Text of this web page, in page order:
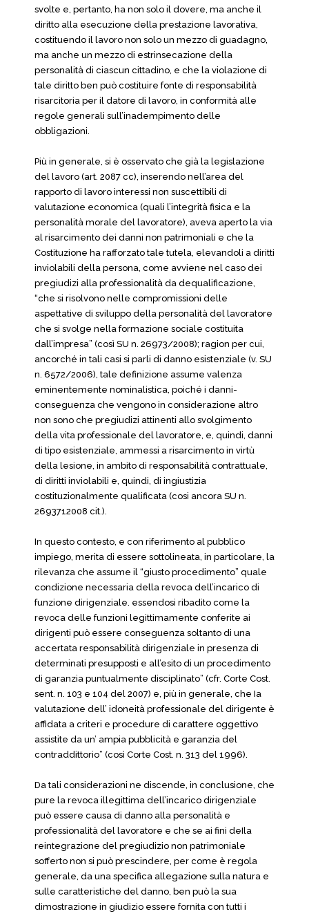
svolte e, pertanto, ha non solo il dovere, ma anche il
diritto alla esecuzione della prestazione lavorativa,
costituendo il lavoro non solo un mezzo di guadagno,
ma anche un mezzo di estrinsecazione della
personalità di ciascun cittadino, e che la violazione di
tale diritto ben può costituire fonte di responsabilità
risarcitoria per il datore di lavoro, in conformità alle
regole generali sull’inadempimento delle
obbligazioni.
Più in generale, si è osservato che già la legislazione
del lavoro (art. 2087 cc), inserendo nell’area del
rapporto di lavoro interessi non suscettibili di
valutazione economica (quali l’integrità fisica e la
personalità morale del lavoratore), aveva aperto la via
al risarcimento dei danni non patrimoniali e che la
Costituzione ha rafforzato tale tutela, elevandoli a diritti
inviolabili della persona, come avviene nel caso dei
pregiudizi alla professionalità da dequalificazione,
“che si risolvono nelle compromissioni delle
aspettative di sviluppo della personalità del lavoratore
che si svolge nella formazione sociale costituita
dall’impresa” (così SU n. 26973/2008); ragion per cui,
ancorché in tali casi si parli di danno esistenziale (v. SU
n. 6572/2006), tale definizione assume valenza
eminentemente nominalistica, poiché i danni-
conseguenza che vengono in considerazione altro
non sono che pregiudizi attinenti allo svolgimento
della vita professionale del lavoratore, e, quindi, danni
di tipo esistenziale, ammessi a risarcimento in virtù
della lesione, in ambito di responsabilità contrattuale,
di diritti inviolabili e, quindi, di ingiustizia
costituzionalmente qualificata (cosi ancora SU n.
2693712008 cit.).
In questo contesto, e con riferimento al pubblico
impiego, merita di essere sottolineata, in particolare, la
rilevanza che assume il “giusto procedimento” quale
condizione necessaria della revoca dell’incarico di
funzione dirigenziale. essendosi ribadito come la
revoca delle funzioni legittimamente conferite ai
dirigenti può essere conseguenza soltanto di una
accertata responsabilità dirigenziale in presenza di
determinati presupposti e all’esito di un procedimento
di garanzia puntualmente disciplinato” (cfr. Corte Cost.
sent. n. 103 e 104 del 2007) e, più in generale, che Ia
valutazione dell’ idoneità professionale del dirigente è
affidata a criteri e procedure di carattere oggettivo
assistite da un’ ampia pubblicità e garanzia del
contraddittorio” (così Corte Cost. n. 313 del 1996).
Da tali considerazioni ne discende, in conclusione, che
pure la revoca illegittima dell’incarico dirigenziale
può essere causa di danno alla personalità e
professionalità del lavoratore e che se ai fini deIla
reintegrazione del pregiudizio non patrimoniale
sofferto non si può prescindere, per come è regola
generale, da una specifica allegazione sulla natura e
sulle caratteristiche del danno, ben può la sua
dimostrazione in giudizio essere fornita con tutti i